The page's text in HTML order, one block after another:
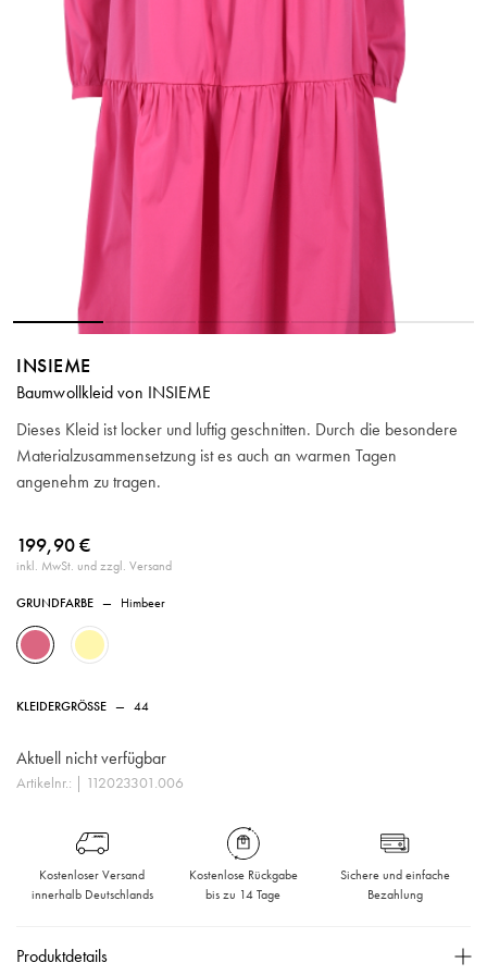
INSIEME
Baumwollkleid von INSIEME
Dieses Kleid ist locker und luftig geschnitten. Durch die besondere
Materialzusammensetzung ist es auch an warmen Tagen
angenehm zu tragen.
199,90 €
inkl. MwSt. und zzgl. Versand
GRUNDFARBE — Himbeer
KLEIDERGRÖSSE — 44
Aktuell nicht verfügbar
Artikelnr.: | 112023301.006
Kostenloser Versand
innerhalb Deutschlands
Kostenlose Rückgabe
bis zu 14 Tage
Sichere und einfache
Bezahlung
Produktdetails